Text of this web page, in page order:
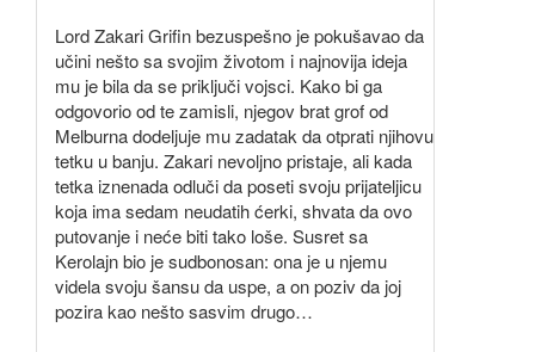
Lord Zakari Grifin bezuspešno je pokušavao da
učini nešto sa svojim životom i najnovija ideja
mu je bila da se priključi vojsci. Kako bi ga
odgovorio od te zamisli, njegov brat grof od
Melburna dodeljuje mu zadatak da otprati njihovu
tetku u banju. Zakari nevoljno pristaje, ali kada
tetka iznenada odluči da poseti svoju prijateljicu
koja ima sedam neudatih ćerki, shvata da ovo
putovanje i neće biti tako loše. Susret sa
Kerolajn bio je sudbonosan: ona je u njemu
videla svoju šansu da uspe, a on poziv da joj
pozira kao nešto sasvim drugo…